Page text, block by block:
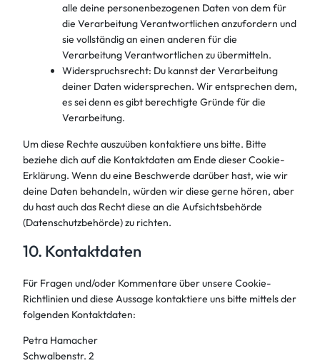
alle deine personenbezogenen Daten von dem für
die Verarbeitung Verantwortlichen anzufordern und
sie vollständig an einen anderen für die
Verarbeitung Verantwortlichen zu übermitteln.
Widerspruchsrecht: Du kannst der Verarbeitung
deiner Daten widersprechen. Wir entsprechen dem,
es sei denn es gibt berechtigte Gründe für die
Verarbeitung.
Um diese Rechte auszuüben kontaktiere uns bitte. Bitte
beziehe dich auf die Kontaktdaten am Ende dieser Cookie-
Erklärung. Wenn du eine Beschwerde darüber hast, wie wir
deine Daten behandeln, würden wir diese gerne hören, aber
du hast auch das Recht diese an die Aufsichtsbehörde
(Datenschutzbehörde) zu richten.
10. Kontaktdaten
Für Fragen und/oder Kommentare über unsere Cookie-
Richtlinien und diese Aussage kontaktiere uns bitte mittels der
folgenden Kontaktdaten:
Petra Hamacher
Schwalbenstr. 2